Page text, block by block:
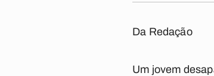
Da Redação
Um jovem